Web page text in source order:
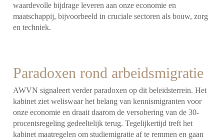
waardevolle bijdrage leveren aan onze economie en
maatschappij, bijvoorbeeld in cruciale sectoren als bouw, zorg
en techniek.
Paradoxen rond arbeidsmigratie
AWVN signaleert verder paradoxen op dit beleidsterrein. Het
kabinet ziet weliswaar het belang van kennismigranten voor
onze economie en draait daarom de versobering van de 30-
procentsregeling gedeeltelijk terug. Tegelijkertijd treft het
kabinet maatregelen om studiemigratie af te remmen en gaan